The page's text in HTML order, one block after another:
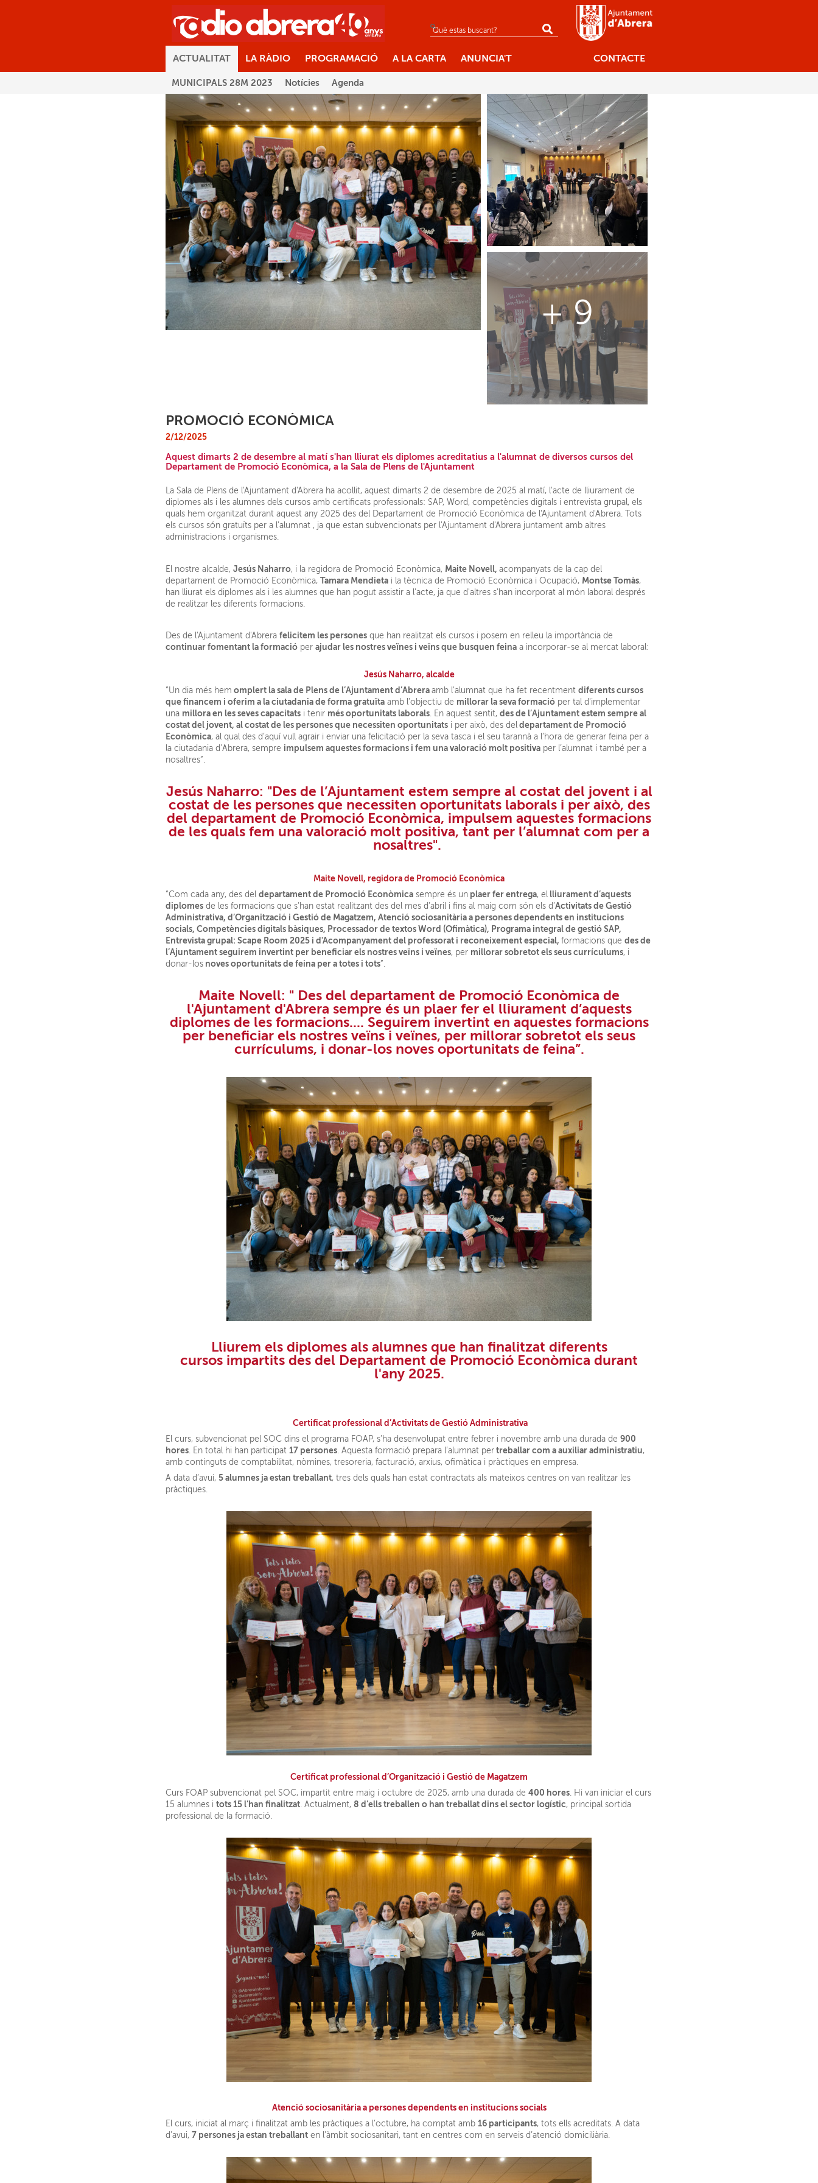
ACTUALITAT
MUNICIPALS 28M 2023 Notícies Agenda
LA RÀDIO PROGRAMACIÓ A LA CARTA ANUNCIA'T CONTACTE
+ 9
PROMOCIÓ ECONÒMICA
2/12/2025
Aquest dimarts 2 de desembre al matí s'han lliurat els diplomes acreditatius a l'alumnat de diversos cursos del
Departament de Promoció Econòmica, a la Sala de Plens de l'Ajuntament
La Sala de Plens de l'Ajuntament d'Abrera ha acollit, aquest dimarts 2 de desembre de 2025 al matí, l'acte de lliurament de
diplomes als i les alumnes dels cursos amb certificats professionals: SAP, Word, competències digitals i entrevista grupal, els
quals hem organitzat durant aquest any 2025 des del Departament de Promoció Econòmica de l'Ajuntament d'Abrera. Tots
els cursos són gratuïts per a l'alumnat , ja que estan subvencionats per l'Ajuntament d'Abrera juntament amb altres
administracions i organismes.
El nostre alcalde, Jesús Naharro, i la regidora de Promoció Econòmica, Maite Novell, acompanyats de la cap del
departament de Promoció Econòmica, Tamara Mendieta i la tècnica de Promoció Econòmica i Ocupació, Montse Tomàs,
han lliurat els diplomes als i les alumnes que han pogut assistir a l'acte, ja que d'altres s'han incorporat al món laboral després
de realitzar les diferents formacions.
Des de l'Ajuntament d'Abrera felicitem les persones que han realitzat els cursos i posem en relleu la importància de
continuar fomentant la formació per ajudar les nostres veïnes i veïns que busquen feina a incorporar-se al mercat laboral:
Jesús Naharro, alcalde
“Un dia més hem omplert la sala de Plens de l’Ajuntament d’Abrera amb l'alumnat que ha fet recentment diferents cursos
que financem i oferim a la ciutadania de forma gratuïta amb l’objectiu de millorar la seva formació per tal d'implementar
una millora en les seves capacitats i tenir més oportunitats laborals . En aquest sentit, des de l’Ajuntament estem sempre al
costat del jovent, al costat de les persones que necessiten oportunitats i per això, des del departament de Promoció
Econòmica, al qual des d’aquí vull agrair i enviar una felicitació per la seva tasca i el seu tarannà a l’hora de generar feina per a
la ciutadania d’Abrera, sempre impulsem aquestes formacions i fem una valoració molt positiva per l’alumnat i també per a
nosaltres”.
Jesús Naharro: "Des de l’Ajuntament estem sempre al costat del jovent i al
costat de les persones que necessiten oportunitatslaborals i per això, des
del departament de Promoció Econòmica, impulsem aquestes formacions
de les quals fem una valoració molt positiva, tant per l’alumnat com per a
nosaltres".
Maite Novell, regidora de Promoció Econòmica
“Com cada any, des del departament de Promoció Econòmica sempre és un plaer fer entrega, el lliurament d’aquests
diplomes de les formacions que s’han estat realitzant des del mes d’abril i fins al maig com són els d’Activitats de Gestió
Administrativa, d’Organització i Gestió de Magatzem, Atenció sociosanitària a persones dependents en institucions
socials, Competències digitals bàsiques, Processador de textos Word (Ofimàtica), Programa integral de gestió SAP,
Entrevista grupal: Scape Room 2025 i d'Acompanyament del professorat i reconeixement especial, formacions que des de
l’Ajuntament seguirem invertint per beneficiar els nostres veïns i veïnes, per millorar sobretot els seus currículums, i
donar-los noves oportunitats de feina per a totes i tots”.
Maite Novell: " Des del departament de Promoció Econòmica de
l'Ajuntament d'Abrera sempre és un plaer fer el lliurament d’aquests
diplomesde les formacions.... Seguirem invertint en aquestes formacions
per beneficiar els nostres veïns i veïnes, per millorar sobretot els seus
currículums, i donar-los noves oportunitats de feina”.
Lliurem els diplomes als alumnes que han finalitzat diferents
cursos impartits des del Departament de Promoció Econòmica durant
l'any 2025.
Certificat professional d’Activitats de Gestió Administrativa
El curs, subvencionat pel SOC dins el programa FOAP, s’ha desenvolupat entre febrer i novembre amb una durada de 900
hores. En total hi han participat 17 persones. Aquesta formació prepara l’alumnat per treballar com a auxiliar administratiu,
amb continguts de comptabilitat, nòmines, tresoreria, facturació, arxius, ofimàtica i pràctiques en empresa.
A data d’avui, 5 alumnes ja estan treballant, tres dels quals han estat contractats als mateixos centres on van realitzar les
pràctiques.
Certificat professional d’Organització i Gestió de Magatzem
Curs FOAP subvencionat pel SOC, impartit entre maig i octubre de 2025, amb una durada de 400 hores. Hi van iniciar el curs
15 alumnes i tots 15 l’han finalitzat. Actualment, 8 d’ells treballen o han treballat dins el sector logístic, principal sortida
professional de la formació.
Atenció sociosanitària a persones dependents en institucions socials
El curs, iniciat al març i finalitzat amb les pràctiques a l’octubre, ha comptat amb 16 participants, tots ells acreditats. A data
d’avui, 7 persones ja estan treballant en l’àmbit sociosanitari, tant en centres com en serveis d’atenció domiciliària.